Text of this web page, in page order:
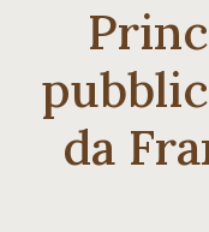
Contattida